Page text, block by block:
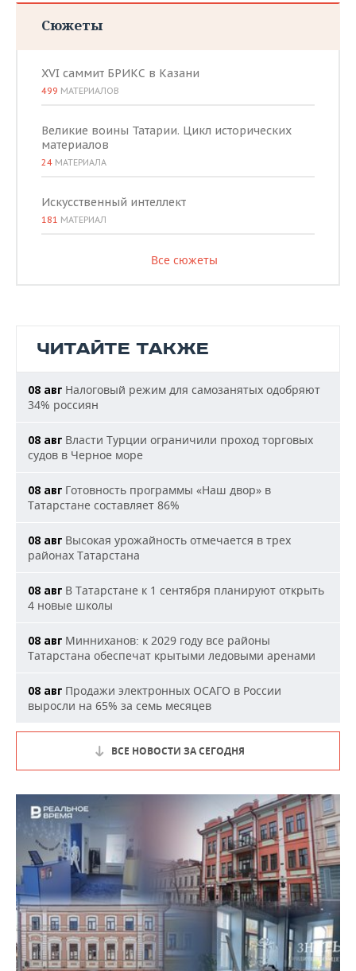
Сюжеты
XVI саммит БРИКС в Казани
499 МАТЕРИАЛОВ
Великие воины Татарии. Цикл исторических
материалов
24 МАТЕРИАЛА
Искусственный интеллект
181 МАТЕРИАЛ
Все сюжеты
ЧИТАЙТЕ ТАКЖЕ
08 авг Налоговый режим для самозанятых одобряют
34% россиян
08 авг Власти Турции ограничили проход торговых
судов в Черное море
08 авг Готовность программы «Наш двор» в
Татарстане составляет 86%
08 авг Высокая урожайность отмечается в трех
районах Татарстана
08 авг В Татарстане к 1 сентября планируют открыть
4 новые школы
08 авг Минниханов: к 2029 году все районы
Татарстана обеспечат крытыми ледовыми аренами
08 авг Продажи электронных ОСАГО в России
выросли на 65% за семь месяцев
ВСЕ НОВОСТИ ЗА СЕГОДНЯ